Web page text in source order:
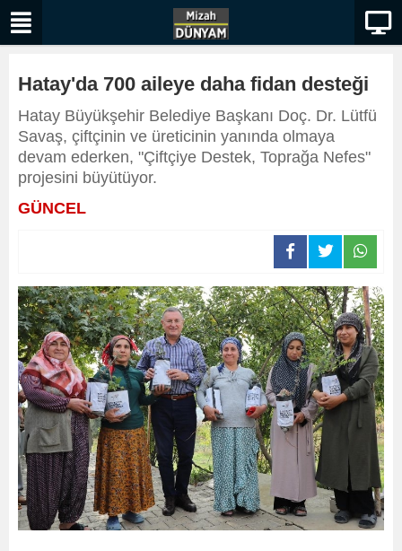
Hatay'da 700 aileye daha fidan desteği
Hatay Büyükşehir Belediye Başkanı Doç. Dr. Lütfü
Savaş, çiftçinin ve üreticinin yanında olmaya
devam ederken, "Çiftçiye Destek, Toprağa Nefes"
projesini büyütüyor.
GÜNCEL